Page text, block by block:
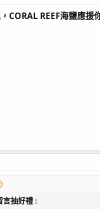
CORAL REEF海鹽應援
言抽好禮 :